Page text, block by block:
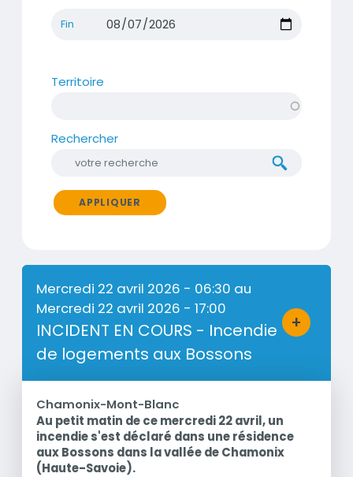
Fin
Territoire
Rechercher
APPLIQUER
Mercredi 22 avril 2026 - 06:30 au
Mercredi 22 avril 2026 - 17:00
INCIDENT EN COURS - Incendie
de logements aux Bossons
+
Bouton
Chamonix-Mont-Blanc
Résumé
Au petit matin de ce mercredi 22 avril, un
incendie s'est déclaré dans une résidence
aux Bossons dans la vallée de Chamonix
(Haute-Savoie).